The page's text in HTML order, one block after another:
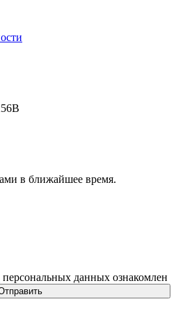
в ближайшее время.
персональных данных ознакомлен